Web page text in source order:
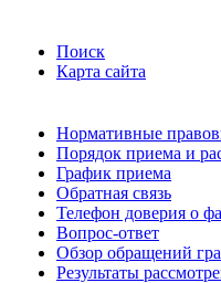
Поиск
Карта сайта
Нормативные
Порядок приема и
График приема
Обратная связь
Телефон доверия о
Вопрос-ответ
Обзор обращений
Результаты